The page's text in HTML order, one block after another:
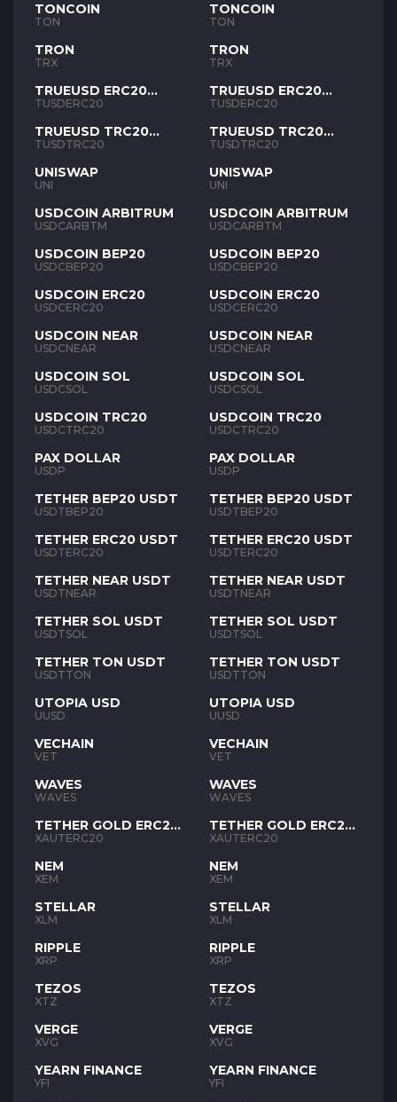
TONCOIN
TON
TRON
TRX
TRUEUSD ERC20
TUSD
TUSDERC20
TRUEUSD TRC20
TUSD
TUSDTRC20
UNISWAP
UNI
USDCOIN ARBITRUM
USDCARBTM
USDCOIN BEP20
USDCBEP20
USDCOIN ERC20
USDCERC20
USDCOIN NEAR
USDCNEAR
USDCOIN SOL
USDCSOL
USDCOIN TRC20
USDCTRC20
PAX DOLLAR
USDP
TETHER BEP20 USDT
USDTBEP20
TETHER ERC20 USDT
USDTERC20
TETHER NEAR USDT
USDTNEAR
TETHER SOL USDT
USDTSOL
TETHER TON USDT
USDTTON
UTOPIA USD
UUSD
VECHAIN
VET
WAVES
WAVES
TETHER GOLD ERC20
XAUT
XAUTERC20
NEM
XEM
STELLAR
XLM
RIPPLE
XRP
TEZOS
XTZ
VERGE
XVG
YEARN FINANCE
YFI
TONCOIN
TON
TRON
TRX
TRUEUSD ERC20
TUSD
TUSDERC20
TRUEUSD TRC20
TUSD
TUSDTRC20
UNISWAP
UNI
USDCOIN ARBITRUM
USDCARBTM
USDCOIN BEP20
USDCBEP20
USDCOIN ERC20
USDCERC20
USDCOIN NEAR
USDCNEAR
USDCOIN SOL
USDCSOL
USDCOIN TRC20
USDCTRC20
PAX DOLLAR
USDP
TETHER BEP20 USDT
USDTBEP20
TETHER ERC20 USDT
USDTERC20
TETHER NEAR USDT
USDTNEAR
TETHER SOL USDT
USDTSOL
TETHER TON USDT
USDTTON
UTOPIA USD
UUSD
VECHAIN
VET
WAVES
WAVES
TETHER GOLD ERC20
XAUT
XAUTERC20
NEM
XEM
STELLAR
XLM
RIPPLE
XRP
TEZOS
XTZ
VERGE
XVG
YEARN FINANCE
YFI